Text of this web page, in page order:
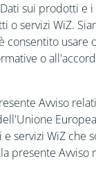
sui prodotti e i
o servizi WiZ.
consentito usare
o
Avviso
servizi WiZ che
presente Avviso